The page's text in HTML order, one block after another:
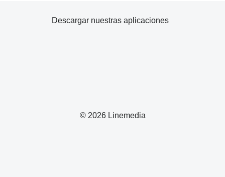
© 2026 Linemedia
Descargar nuestras aplicaciones